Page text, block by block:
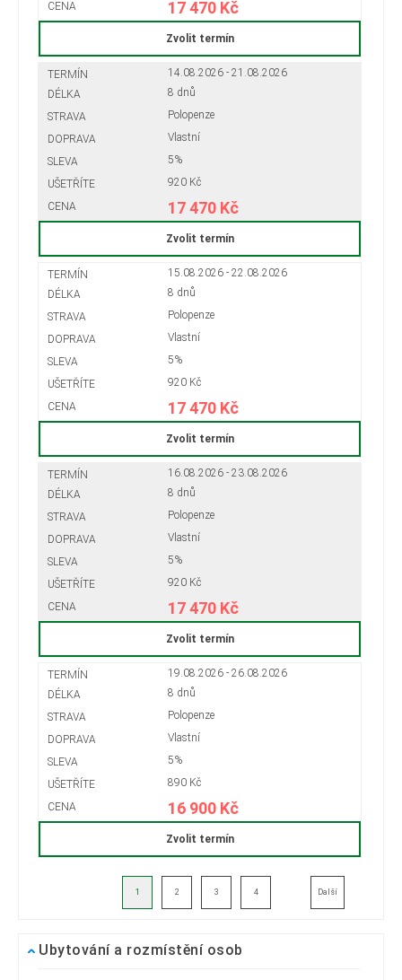
17 470 Kč
Zvolit termín
14.08.2026 - 21.08.2026
8 dnů
Polopenze
Vlastní
5%
920 Kč
17 470 Kč
Zvolit termín
15.08.2026 - 22.08.2026
8 dnů
Polopenze
Vlastní
5%
920 Kč
17 470 Kč
Zvolit termín
16.08.2026 - 23.08.2026
8 dnů
Polopenze
Vlastní
5%
920 Kč
17 470 Kč
Zvolit termín
19.08.2026 - 26.08.2026
8 dnů
Polopenze
Vlastní
5%
890 Kč
16 900 Kč
Zvolit termín
1 2 3 4 Další
Ubytování a rozmístění osob